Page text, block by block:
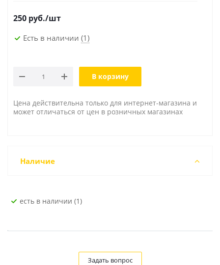
250 руб./шт
Есть в наличии (1)
В корзину
Цена действительна только для интернет-магазина и
может отличаться от цен в розничных магазинах
Наличие
Есть в наличии (1)
Задать вопрос